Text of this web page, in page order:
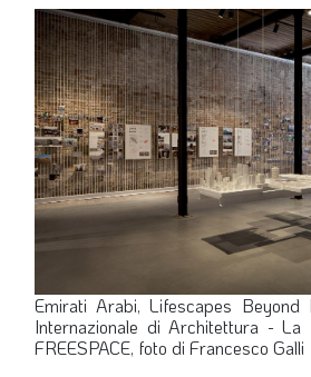
Emirati Arabi, Lifescapes Beyond
Internazionale di Architettura - La
FREESPACE, foto di Francesco Galli